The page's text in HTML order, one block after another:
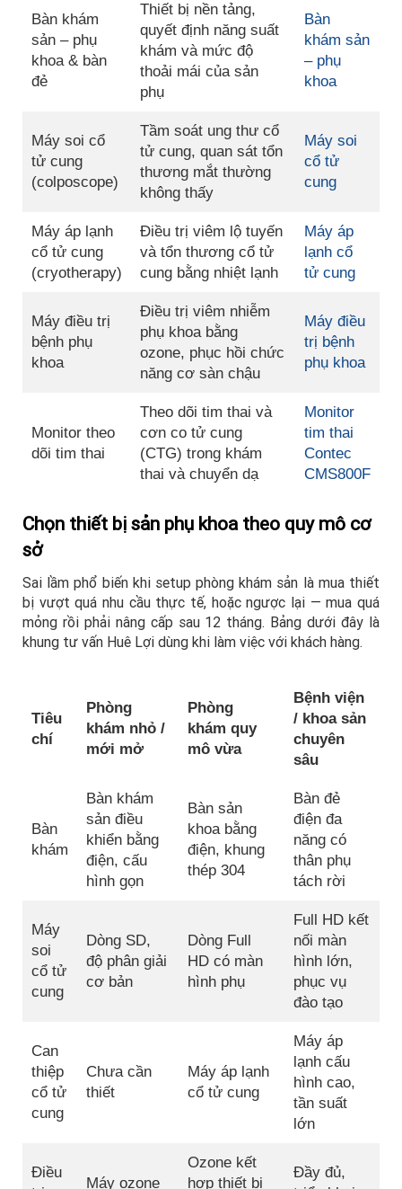
Bàn khám
sản – phụ
khoa & bàn
đẻ
Thiết bị nền tảng,
quyết định năng suất
khám và mức độ
thoải mái của sản
phụ
Bàn
khám sản
– phụ
khoa
Máy soi cổ
tử cung
(colposcope)
Tầm soát ung thư cổ
tử cung, quan sát tổn
thương mắt thường
không thấy
Máy soi
cổ tử
cung
Máy áp lạnh
cổ tử cung
(cryotherapy)
Điều trị viêm lộ tuyến
và tổn thương cổ tử
cung bằng nhiệt lạnh
Máy áp
lạnh cổ
tử cung
Máy điều trị
bệnh phụ
khoa
Điều trị viêm nhiễm
phụ khoa bằng
ozone, phục hồi chức
năng cơ sàn chậu
Máy điều
trị bệnh
phụ khoa
Monitor theo
dõi tim thai
Theo dõi tim thai và
cơn co tử cung
(CTG) trong khám
thai và chuyển dạ
Monitor
tim thai
Contec
CMS800F
Chọn thiết bị sản phụ khoa theo quy mô cơ
sở
Sai lầm phổ biến khi setup phòng khám sản là mua thiết
bị vượt quá nhu cầu thực tế, hoặc ngược lại — mua quá
mỏng rồi phải nâng cấp sau 12 tháng. Bảng dưới đây là
khung tư vấn Huê Lợi dùng khi làm việc với khách hàng.
Tiêu
chí
Phòng
khám nhỏ /
mới mở
Phòng
khám quy
mô vừa
Bệnh viện
/ khoa sản
chuyên
sâu
Bàn
khám
Bàn khám
sản điều
khiển bằng
điện, cấu
hình gọn
Bàn sản
khoa bằng
điện, khung
thép 304
Bàn đẻ
điện đa
năng có
thân phụ
tách rời
Máy
soi
cổ tử
cung
Dòng SD,
độ phân giải
cơ bản
Dòng Full
HD có màn
hình phụ
Full HD kết
nối màn
hình lớn,
phục vụ
đào tạo
Can
thiệp
cổ tử
cung
Chưa cần
thiết
Máy áp lạnh
cổ tử cung
Máy áp
lạnh cấu
hình cao,
tần suất
lớn
Điều
Máy ozone
Ozone kết
hợp thiết bị
Đầy đủ,